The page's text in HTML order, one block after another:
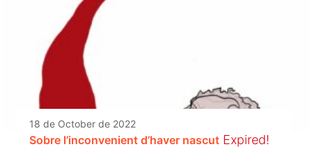
18 de October de 2022
Sobre l’inconvenient d’haver nascut Expired!